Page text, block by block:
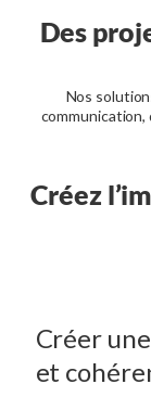
Des
Nos
Créez
Créer
et